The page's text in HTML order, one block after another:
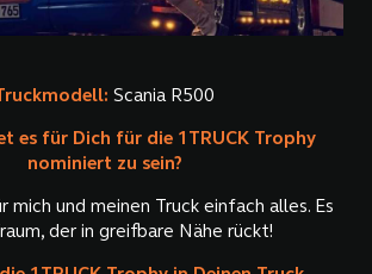
Truckmodell:Scania R500
es für Dich für die 1TRUCK Trophy
nominiert zu sein?
mich und meinen Truck einfach alles. Es
der in greifbare Nähe rückt!